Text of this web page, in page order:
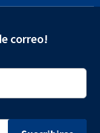
correo!